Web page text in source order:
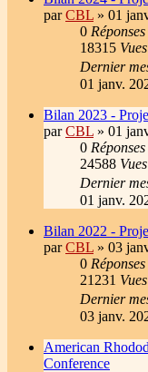
parCBL » 01
0 Réponses
18315 Vues
Dernier
01 janv.
Bilan 2023 -
parCBL » 01
0 Réponses
24588 Vues
Dernier
01 janv.
Bilan 2022 -
parCBL » 03
0 Réponses
21231 Vues
Dernier
03 janv.
American
Conference